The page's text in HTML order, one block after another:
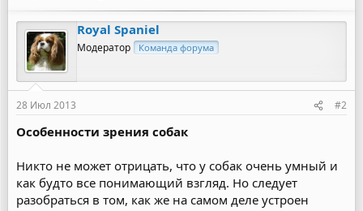
Royal Spaniel
Модератор Команда форума
28 Июл 2013 #2
Особенности зрения собак
Никто не может отрицать, что у собак очень умный и
как будто все понимающий взгляд. Но следует
разобраться в том, как же на самом деле устроен